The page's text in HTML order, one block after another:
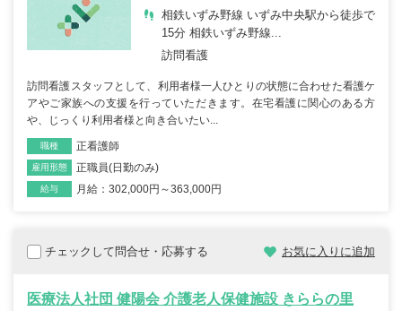
相鉄いずみ野線 いずみ中央駅から徒歩で
15分 相鉄いずみ野線...
訪問看護
訪問看護スタッフとして、利用者様一人ひとりの状態に合わせた看護ケ
アやご家族への支援を行っていただきます。在宅看護に関心のある方
や、じっくり利用者様と向き合いたい...
職種 正看護師
雇用形態 正職員(日勤のみ)
給与 月給：302,000円～363,000円
チェックして問合せ・応募する お気に入りに追加
医療法人社団 健陽会 介護老人保健施設 きららの里